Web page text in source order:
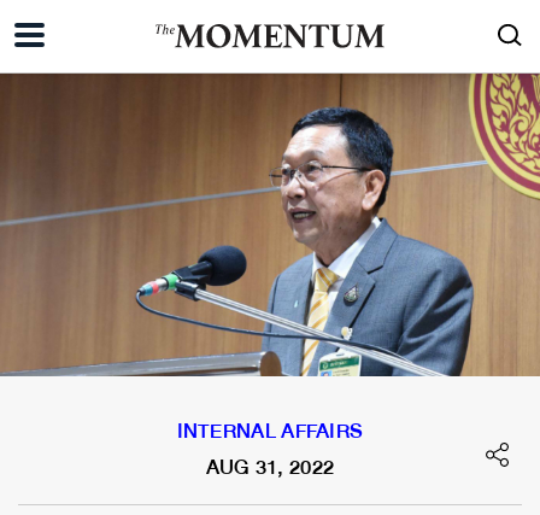
INTERNAL AFFAIRS
AUG 31, 2022